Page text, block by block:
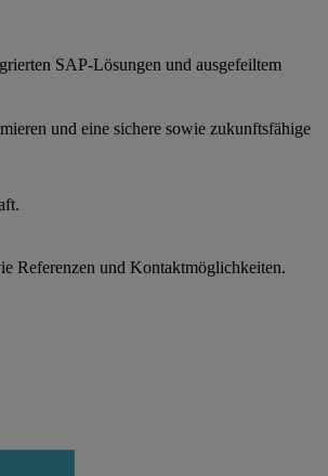
SAP-Lösungen und ausgefeiltem
und eine sichere sowie zukunftsfähige
Referenzen und Kontaktmöglichkeiten.